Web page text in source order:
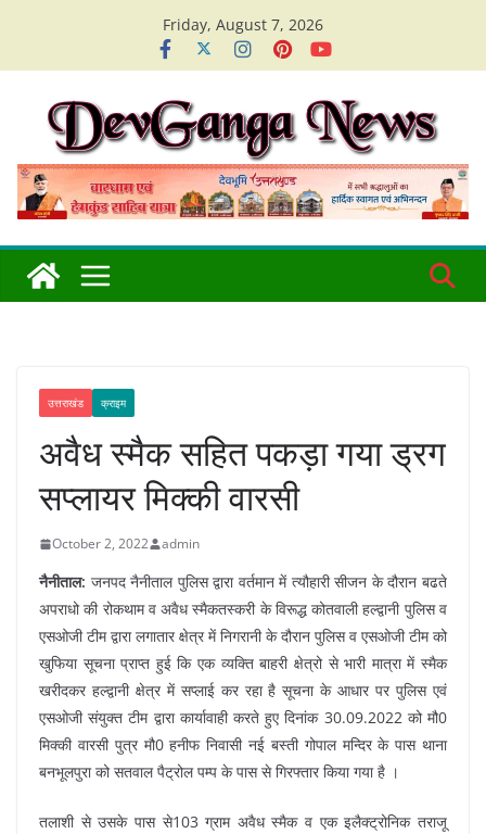
content
Friday, August 7, 2026
उत्तराखंड क्राइम
अवैध स्मैक सहित पकड़ा गया ड्रग
सप्लायर मिक्की वारसी
October 2, 2022 admin
नैनीताल: जनपद नैनीताल पुलिस द्वारा वर्तमान में त्यौहारी सीजन के दौरान बढते
अपराधो की रोकथाम व अवैध स्मैकतस्करी के विरूद्ध कोतवाली हल्द्वानी पुलिस व
एसओजी टीम द्वारा लगातार क्षेत्र में निगरानी के दौरान पुलिस व एसओजी टीम को
खुफिया सूचना प्राप्त हुई कि एक व्यक्ति बाहरी क्षेत्रो से भारी मात्रा में स्मैक
खरीदकर हल्द्वानी क्षेत्र में सप्लाई कर रहा है सूचना के आधार पर पुलिस एवं
एसओजी संयुक्त टीम द्वारा कार्यावाही करते हुए दिनांक 30.09.2022 को मौ0
मिक्की वारसी पुत्र मौ0 हनीफ निवासी नई बस्ती गोपाल मन्दिर के पास थाना
बनभूलपुरा को सतवाल पैट्रोल पम्प के पास से गिरफ्तार किया गया है ।
तलाशी से उसके पास से103 ग्राम अवैध स्मैक व एक इलैक्ट्रोनिक तराजू